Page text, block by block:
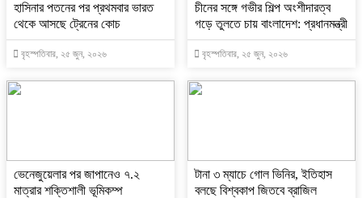
হাসিনার পতনের পর প্রথমবার ভারত
থেকে আসছে ট্রেনের কোচ
বৃহস্পতিবার, ২৫ জুন, ২০২৬
চীনের সঙ্গে গভীর শিল্প অংশীদারত্ব
গড়ে তুলতে চায় বাংলাদেশ: প্রধানমন্ত্রী
বৃহস্পতিবার, ২৫ জুন, ২০২৬
ভেনেজুয়েলার পর জাপানেও ৭.২
মাত্রার শক্তিশালী ভূমিকম্প
টানা ৩ ম্যাচে গোল ভিনির, ইতিহাস
বলছে বিশ্বকাপ জিতবে ব্রাজিল